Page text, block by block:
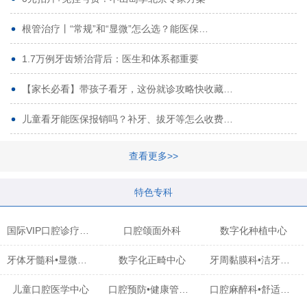
根管治疗丨“常规”和“显微”怎么选？能医保…
1.7万例牙齿矫治背后：医生和体系都重要
【家长必看】带孩子看牙，这份就诊攻略快收藏…
儿童看牙能医保报销吗？补牙、拔牙等怎么收费…
查看更多>>
特色专科
口腔颌面外科 数字化种植中心
数字化正畸中心 牙周黏膜科•洁牙中心
儿童口腔医学中心 口腔麻醉科•舒适化诊疗中心